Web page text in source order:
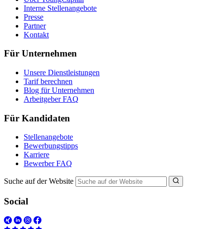
Interne Stellenangebote
Presse
Partner
Kontakt
Für Unternehmen
Unsere Dienstleistungen
Tarif berechnen
Blog für Unternehmen
Arbeitgeber FAQ
Für Kandidaten
Stellenangebote
Bewerbungstipps
Karriere
Bewerber FAQ
Suche auf der Website
Social